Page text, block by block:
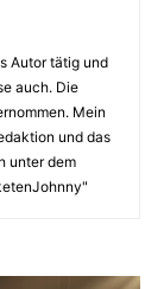
Autor tätig und
auch. Die
Mein
und das
unter dem